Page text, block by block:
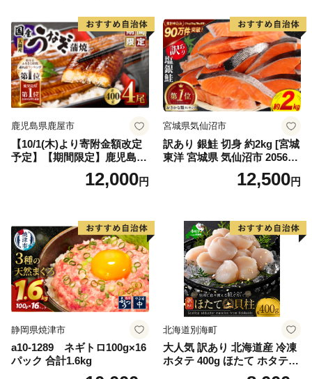
鹿児島県鹿屋市
【10/1(木)より寄附金額改定
予定】【期間限定】鹿児島県
大隅産うなぎ蒲焼4尾（400
g） KN007-02312,000円
宮城県気仙沼市
訳あり 銀鮭 切身 約2kg [宮城
東洋 宮城県 気仙沼市 205649
91] 鮭 魚介類 海鮮 訳アリ 規
格外 不揃い さけ サケ 鮭切身
切り身 魚 わけあり
12,500円
静岡県焼津市
a10-1289 ネギトロ100g×16
パック 合計1.6kg
北海道別海町
大人気 訳あり 北海道産 冷凍
ホタテ 400g ほたて ホタテ